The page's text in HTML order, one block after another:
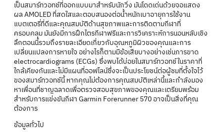
เป็นสมาร์ทวอทช์ที่ออกแบบมาสำหรับนักวิ่ง มันโดดเด่นด้วยจอแสดง
ผล AMOLED ที่สดใสและตอบสนองต่อน้ำหนักเบาอายุการใช้งาน
แบตเตอรี่ที่ดีและคุณสมบัติด้านสุขภาพและการติดตามกีฬาที่
ครอบคลุม มันยังมีการฝึกไตรกีฬาฟรีและการวิเคราะห์การนอนหลับเชิง
ลึกตอนนี้รวมถึงรายละเอียดเกี่ยวกับอุณหภูมิผิวของคุณและการ
เปลี่ยนแปลงการหายใจ อย่างไรก็ตามมีข้อเสียบางอย่างเช่นการขาด
electrocardiograms (ECGs) ซึ่งพบได้บ่อยในสมาร์ทวอทช์ในราคาที่
ใกล้เคียงกันและไม่มีแผนที่ออฟไลน์ซึ่งจะเป็นประโยชน์ต่อผู้ชมที่ตั้งใจไว้
ของสมาร์ทวอทช์นี้ หากคุณไม่ต้องการคุณสมบัติเหล่านี้และกำลังมอง
หาเพื่อนที่ชาญฉลาดเพื่อตรวจสอบสุขภาพของคุณและเตรียมพร้อม
สำหรับการแข่งขันกีฬา Garmin Forerunner 570 อาจเป็นสิ่งที่คุณ
ต้องการ
ข้อมูลทั่วไป